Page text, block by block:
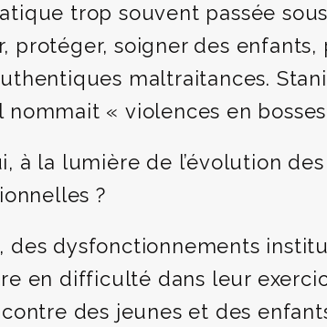
trop souvent passée
protéger, soigner des
maltraitances.
nommait « violences en
à la lumière de l’évolution
?
des dysfonctionnements
en difficulté dans leur
des jeunes et des